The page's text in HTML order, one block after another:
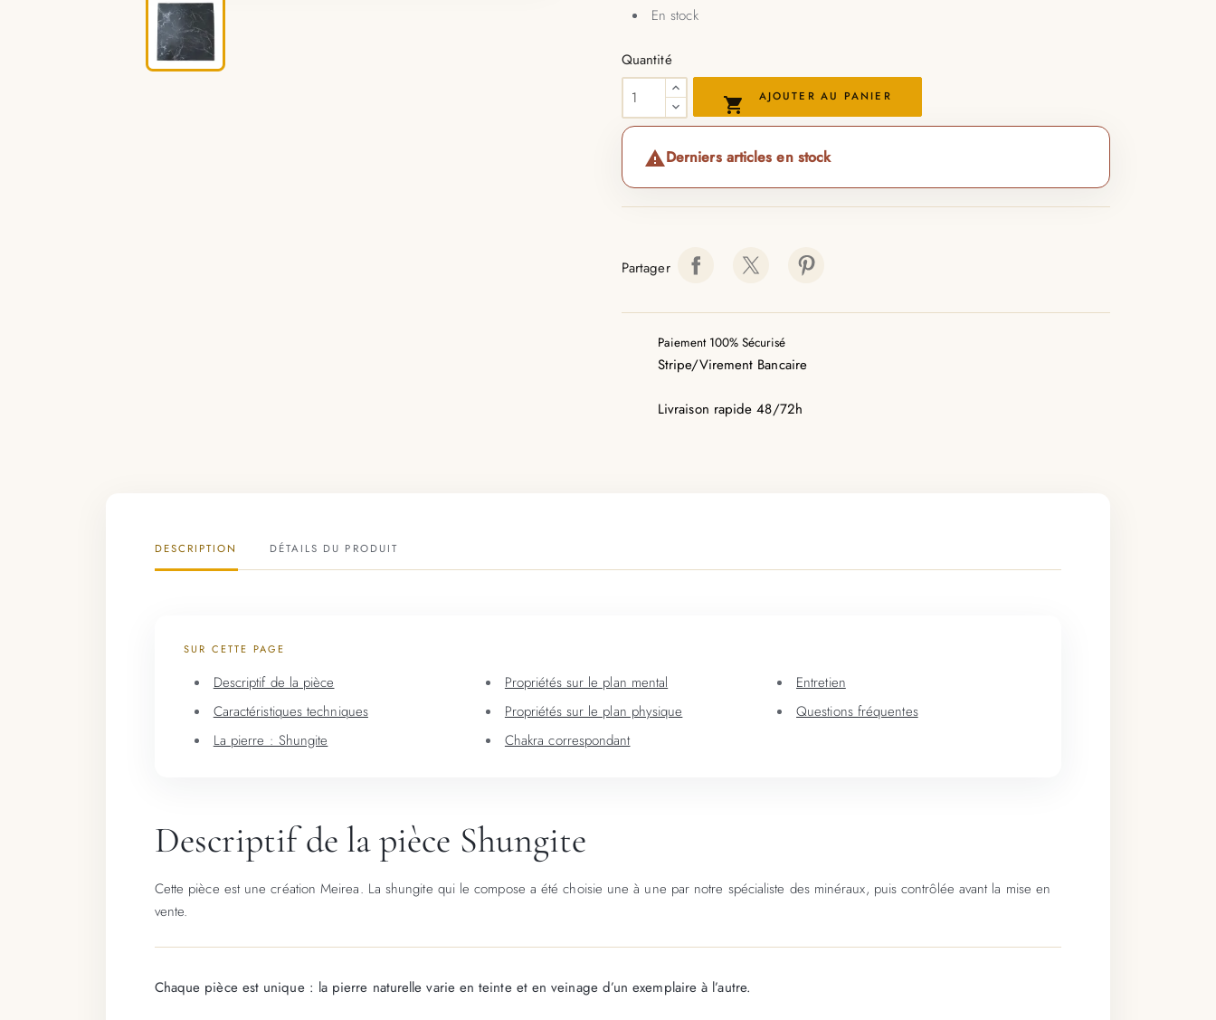
En stock
Quantité
 AJOUTER AU PANIER
Derniers articles en stock
Partager
Paiement 100% Sécurisé
Stripe/Virement Bancaire
Livraison rapide 48/72h
DESCRIPTION DÉTAILS DU PRODUIT
SUR CETTE PAGE
Descriptif de la pièce
Caractéristiques techniques
La pierre : Shungite
Propriétés sur le plan mental
Propriétés sur le plan physique
Chakra correspondant
Entretien
Questions fréquentes
Descriptif de la pièce Shungite
Cette pièce est une création Meirea. La shungite qui le compose a été choisie une à une par notre spécialiste des minéraux, puis contrôlée avant la mise en
vente.
Chaque pièce est unique : la pierre naturelle varie en teinte et en veinage d’un exemplaire à l’autre.